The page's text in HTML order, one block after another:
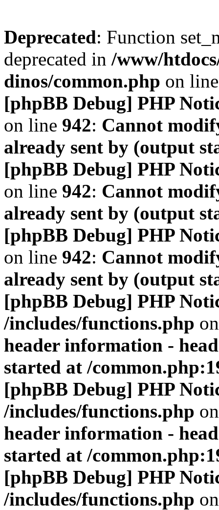
Deprecated: Function
deprecated in /www/
dinos/common.php on
[phpBB Debug] PHP
on line 942: Cannot
already sent by (output
[phpBB Debug] PHP
on line 942: Cannot
already sent by (output
[phpBB Debug] PHP
on line 942: Cannot
already sent by (output
[phpBB Debug] PHP
/includes/functions.php
header information -
started at /
[phpBB Debug] PHP
/includes/functions.php
header information -
started at /
[phpBB Debug] PHP
/includes/functions.php